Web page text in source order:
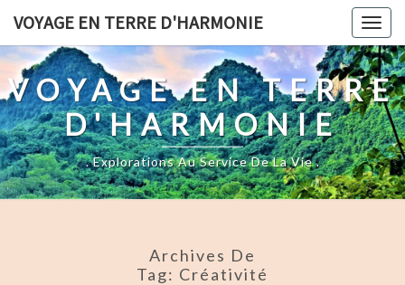
content
VOYAGE EN TERRE D'HARMONIE
VOYAGE EN TERRE
D'HARMONIE
. Explorations Au Service De La Vie .
Archives De
Tag: Créativité